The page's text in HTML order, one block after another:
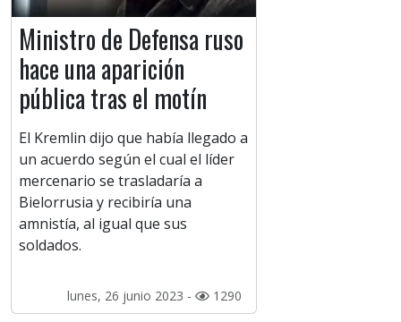
Ministro de Defensa ruso
hace una aparición
pública tras el motín
El Kremlin dijo que había llegado a
un acuerdo según el cual el líder
mercenario se trasladaría a
Bielorrusia y recibiría una
amnistía, al igual que sus
soldados.
lunes, 26 junio 2023 - 1290